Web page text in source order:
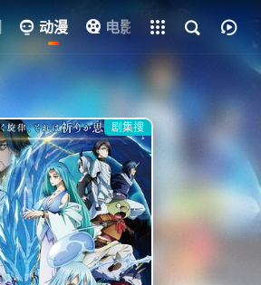
动漫 电影 其他
全部影片
剧集搜